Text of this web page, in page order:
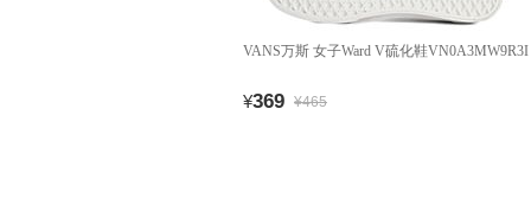
VANS万斯 女子Ward V硫化鞋VN0A3MW9R3I
¥369 ¥465